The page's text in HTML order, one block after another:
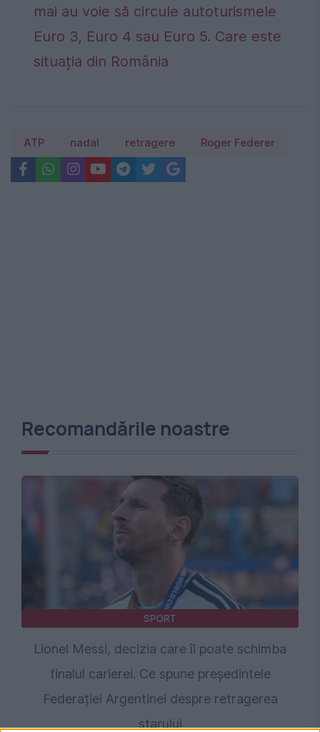
mai au voie să circule autoturismele
Euro 3, Euro 4 sau Euro 5. Care este
situația din România
ATP nadal retragere Roger Federer
Recomandările noastre
SPORT
Lionel Messi, decizia care îi poate schimba
finalul carierei. Ce spune președintele
Federației Argentinei despre retragerea
starului